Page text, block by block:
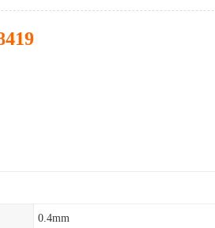
0.4mm